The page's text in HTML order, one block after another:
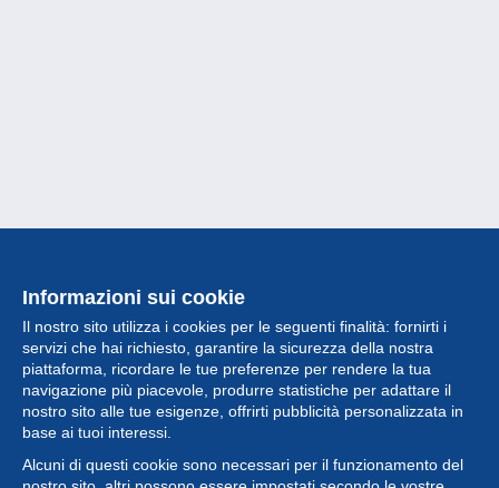
Informazioni sui cookie
Il nostro sito utilizza i cookies per le seguenti finalità: fornirti i
servizi che hai richiesto, garantire la sicurezza della nostra
piattaforma, ricordare le tue preferenze per rendere la tua
navigazione più piacevole, produrre statistiche per adattare il
nostro sito alle tue esigenze, offrirti pubblicità personalizzata in
base ai tuoi interessi.
Alcuni di questi cookie sono necessari per il funzionamento del
Collezione
Novità